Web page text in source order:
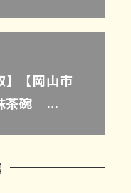
】【岡山市
茶碗 …